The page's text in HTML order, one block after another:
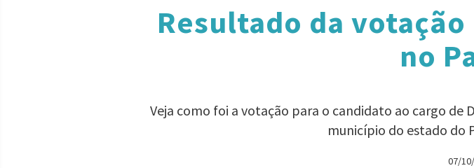
Resultado da
no
Veja como foi a votação para o candidato ao cargo de
município do estado do
07/